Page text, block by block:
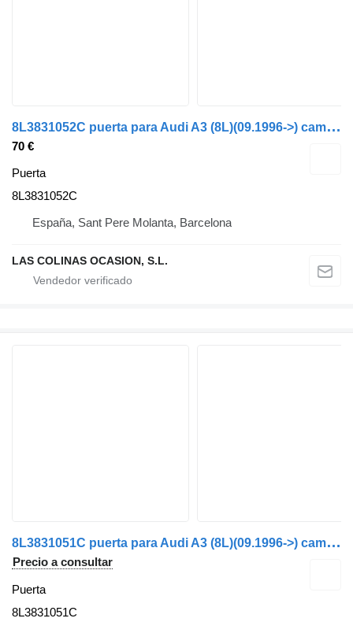
8
L3831052C puerta para Audi A3 (8L)(09.1996->) camión
70 €
Puerta
8L3831052C
España, Sant Pere Molanta, Barcelona
LAS COLINAS OCASION, S.L.
8
L3831051C puerta para Audi A3 (8L)(09.1996->) camión
Precio a consultar
Puerta
8L3831051C